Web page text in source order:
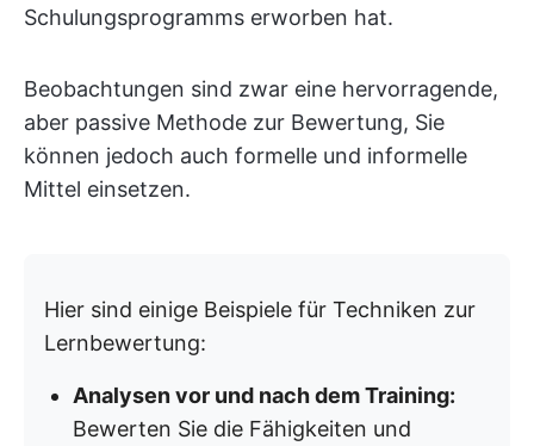
Schulungsprogramms erworben hat.
Beobachtungen sind zwar eine hervorragende,
aber passive Methode zur Bewertung, Sie
können jedoch auch formelle und informelle
Mittel einsetzen.
Hier sind einige Beispiele für Techniken zur
Lernbewertung:
Analysen vor und nach dem Training:
Bewerten Sie die Fähigkeiten und